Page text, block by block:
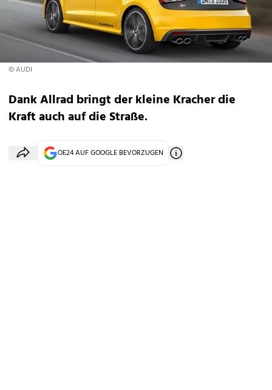
© AUDI
Dank Allrad bringt der kleine Kracher die
Kraft auch auf die Straße.
OE24 AUF GOOGLE BEVORZUGEN